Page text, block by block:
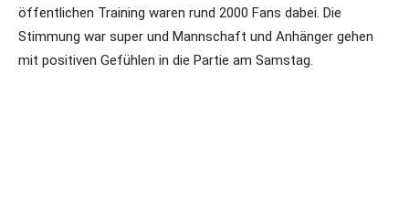
öffentlichen Training waren rund 2000 Fans dabei. Die
Stimmung war super und Mannschaft und Anhänger gehen
mit positiven Gefühlen in die Partie am Samstag.